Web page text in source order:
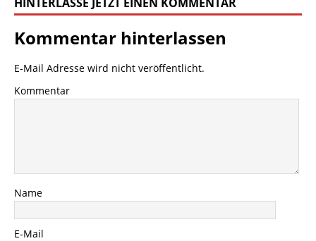
Kommentar hinterlassen
E-Mail Adresse wird nicht veröffentlicht.
Kommentar
Name
E-Mail